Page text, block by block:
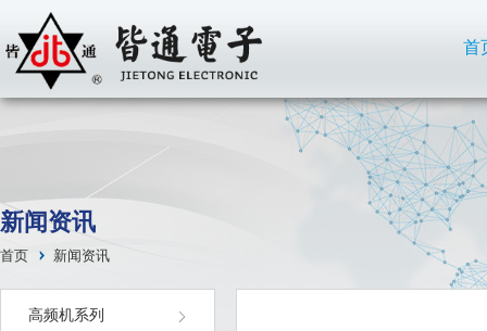
首
新闻资讯
首页 新闻资讯
高频机系列